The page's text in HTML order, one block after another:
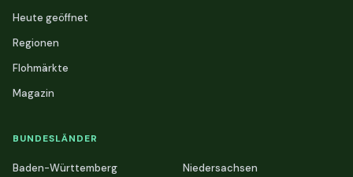
Heute geöffnet
Regionen
Flohmärkte
Magazin
BUNDESLÄNDER
Baden-Württemberg
Niedersachsen